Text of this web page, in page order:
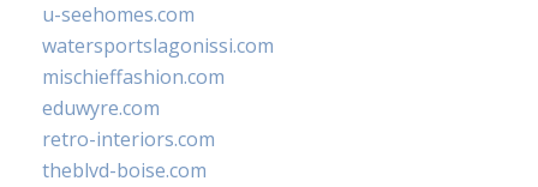
u-seehomes.com
watersportslagonissi.com
mischieffashion.com
eduwyre.com
retro-interiors.com
theblvd-boise.com